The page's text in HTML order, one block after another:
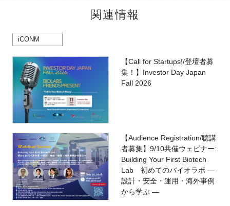
関連情報
iCONM
【Call for Startups!/登壇者募
集！】Investor Day Japan
Fall 2026
【Audience Registration/聴講
者募集】9/10共催ウェビナー:
Building Your First Biotech
Lab 初めてのバイオラボ ―
設計・安全・運用・海外事例
から学ぶ ―